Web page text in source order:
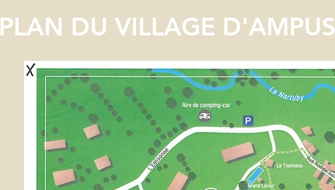
PLAN DU VILLAGE D'AMPUS